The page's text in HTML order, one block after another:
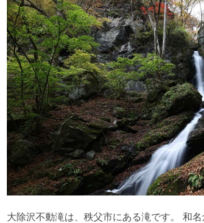
大除沢不動滝は、秩父市にある滝です。 和